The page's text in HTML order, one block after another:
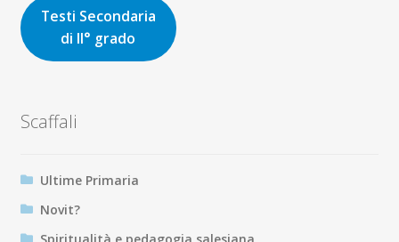
Testi Secondaria
di II° grado
Scaffali
Ultime Primaria
Novit?